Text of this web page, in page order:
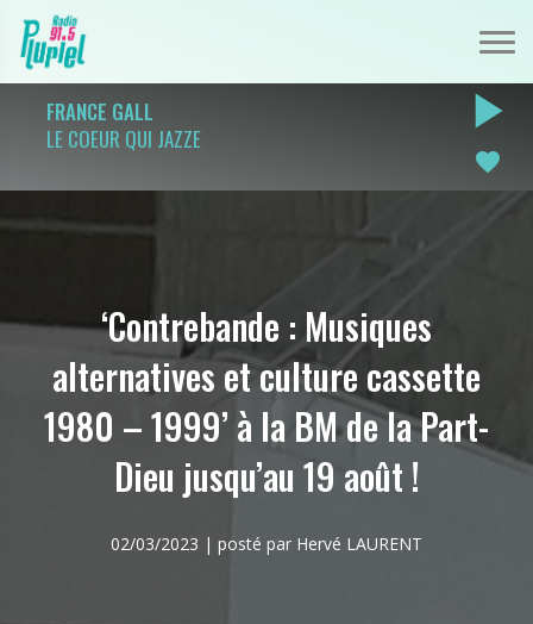
FRANCE GALL
LE COEUR QUI JAZZE
play_arrow
favorite
‘Contrebande : Musiques
alternatives et culture cassette
1980 – 1999’ à la BM de la Part-
Dieu jusqu’au 19 août !
02/03/2023 | posté par Hervé LAURENT